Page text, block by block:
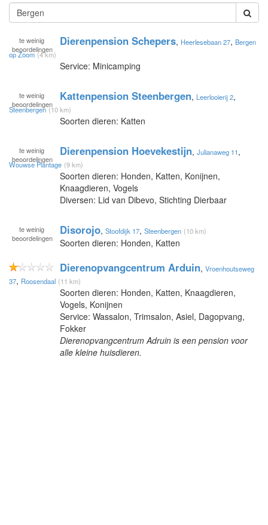
te weinig
beoordelingen
Dierenpension Schepers, Heerlesebaan 27, Bergen
op Zoom (4 km)
Service: Minicamping
te weinig
beoordelingen
Kattenpension Steenbergen, Leerlooierij 2,
Steenbergen (10 km)
Soorten dieren: Katten
te weinig
beoordelingen
Dierenpension Hoevekestijn, Julianaweg 11,
Wouwse Plantage (9 km)
Soorten dieren: Honden, Katten, Konijnen,
Knaagdieren, Vogels
Diversen: Lid van Dibevo, Stichting Dierbaar
te weinig
beoordelingen
Disorojo, Stoofdijk 17, Steenbergen (10 km)
Soorten dieren: Honden, Katten
Dierenopvangcentrum Arduin, Vroenhoutseweg
37, Roosendaal (11 km)
Soorten dieren: Honden, Katten, Knaagdieren,
Vogels, Konijnen
Service: Wassalon, Trimsalon, Asiel, Dagopvang,
Fokker
Dierenopvangcentrum Adruin is een pension voor
alle kleine huisdieren.